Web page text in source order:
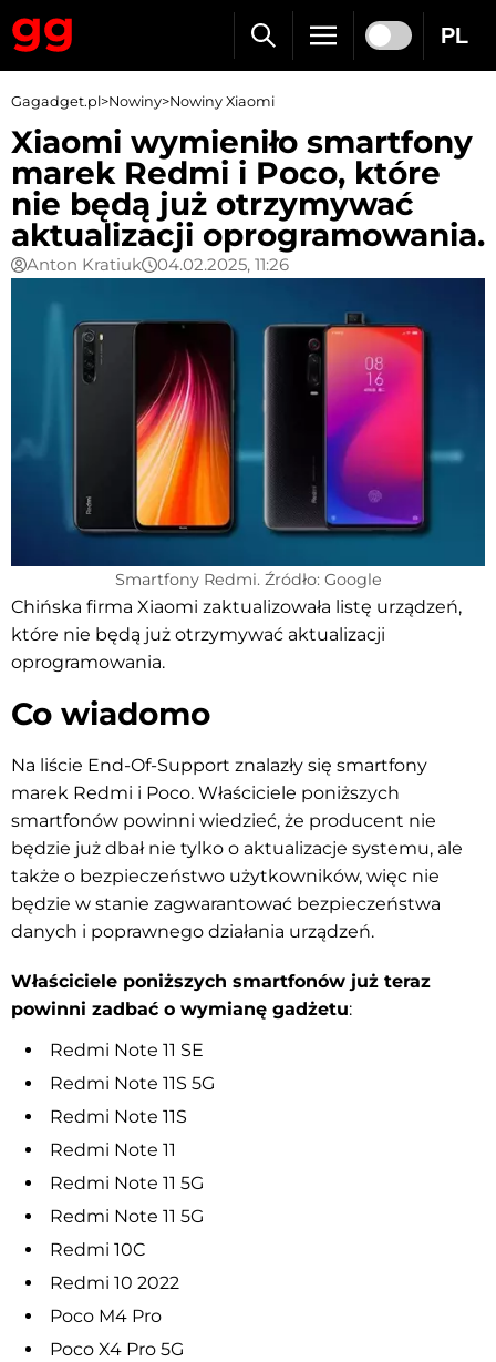
PL
Gagadget.pl>Nowiny>Nowiny Xiaomi
Xiaomi wymieniło smartfony
marek Redmi i Poco, które
nie będą już otrzymywać
aktualizacji oprogramowania.
Anton Kratiuk 04.02.2025, 11:26
Smartfony Redmi. Źródło: Google
Chińska firma Xiaomi zaktualizowała listę urządzeń,
które nie będą już otrzymywać aktualizacji
oprogramowania.
Co wiadomo
Na liście End-Of-Support znalazły się smartfony
marek Redmi i Poco. Właściciele poniższych
smartfonów powinni wiedzieć, że producent nie
będzie już dbał nie tylko o aktualizacje systemu, ale
także o bezpieczeństwo użytkowników, więc nie
będzie w stanie zagwarantować bezpieczeństwa
danych i poprawnego działania urządzeń.
Właściciele poniższych smartfonów już teraz
powinni zadbać o wymianę gadżetu:
Redmi Note 11 SE
Redmi Note 11S 5G
Redmi Note 11S
Redmi Note 11
Redmi Note 11 5G
Redmi Note 11 5G
Redmi 10C
Redmi 10 2022
Poco M4 Pro
Poco X4 Pro 5G